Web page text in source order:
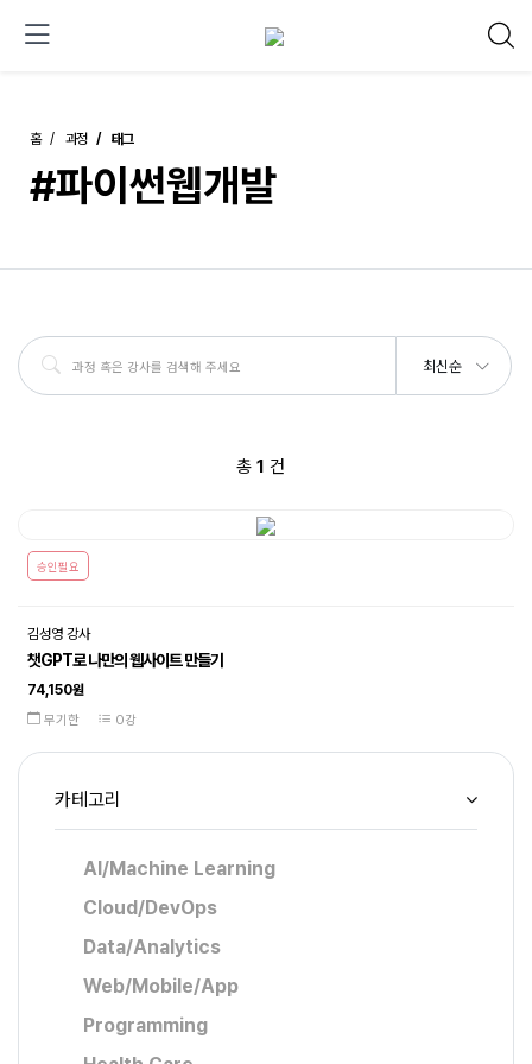
홈 과정 태그
#파이썬웹개발
최신순
총 1 건
승인필요
김성영 강사
챗GPT로 나만의 웹사이트 만들기
74,150원
무기한 0강
카테고리
AI/Machine Learning
Cloud/DevOps
Data/Analytics
Web/Mobile/App
Programming